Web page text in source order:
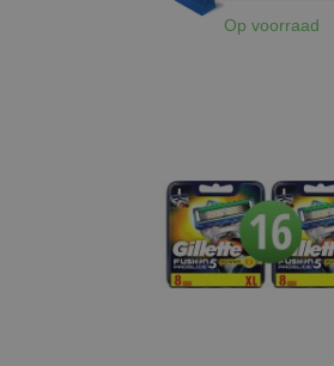
Op voorraad